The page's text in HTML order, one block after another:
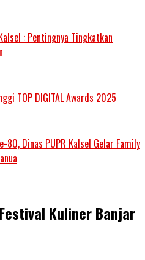
: Pentingnya Tingkatkan
TOP DIGITAL Awards 2025
80, Dinas PUPR Kalsel Gelar Family
Kuliner Banjar